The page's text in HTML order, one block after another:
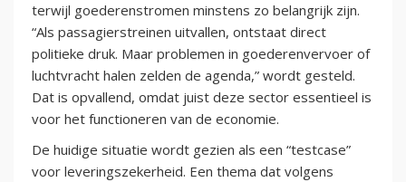
terwijl goederenstromen minstens zo belangrijk zijn.
“Als passagierstreinen uitvallen, ontstaat direct
politieke druk. Maar problemen in goederenvervoer of
luchtvracht halen zelden de agenda,” wordt gesteld.
Dat is opvallend, omdat juist deze sector essentieel is
voor het functioneren van de economie.
De huidige situatie wordt gezien als een “testcase”
voor leveringszekerheid. Een thema dat volgens